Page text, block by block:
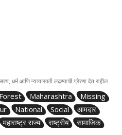
धर्म आणि न्यायासाठी लढण्याची प्रेरणा देत राहील
Forest Maharashtra
Missing
National Social
आमदार
महाराष्ट्र राज्य राष्ट्रीय सामाजिक